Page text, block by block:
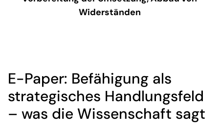
Widerständen
E-Paper: Befähigung als
strategisches Handlungsfeld
– was die Wissenschaft sagt